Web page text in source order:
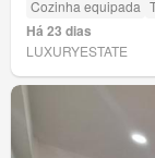
Cozinha equipada
Há 23 dias
LUXURYESTATE